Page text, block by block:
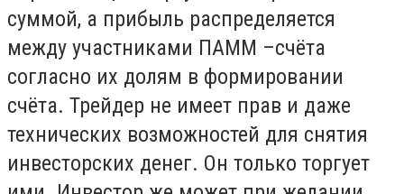
суммой, а прибыль распределяется
между участниками ПАММ –счёта
согласно их долям в формировании
счёта. Трейдер не имеет прав и даже
технических возможностей для снятия
инвесторских денег. Он только торгует